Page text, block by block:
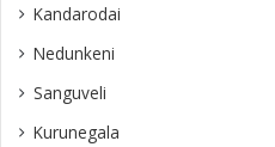
Kandarodai
Nedunkeni
Sanguveli
Kurunegala